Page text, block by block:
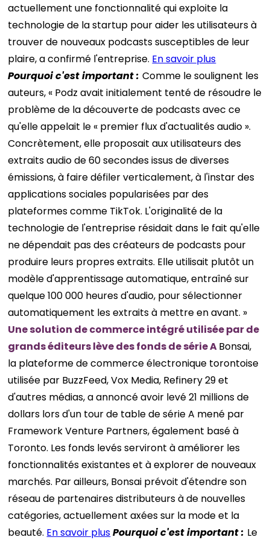
actuellement une fonctionnalité qui exploite la
technologie de la startup pour aider les utilisateurs à
trouver de nouveaux podcasts susceptibles de leur
plaire, a confirmé l'entreprise. En savoir plus
Pourquoi c'est important : Comme le soulignent les
auteurs, « Podz avait initialement tenté de résoudre le
problème de la découverte de podcasts avec ce
qu'elle appelait le « premier flux d'actualités audio ».
Concrètement, elle proposait aux utilisateurs des
extraits audio de 60 secondes issus de diverses
émissions, à faire défiler verticalement, à l'instar des
applications sociales popularisées par des
plateformes comme TikTok. L'originalité de la
technologie de l'entreprise résidait dans le fait qu'elle
ne dépendait pas des créateurs de podcasts pour
produire leurs propres extraits. Elle utilisait plutôt un
modèle d'apprentissage automatique, entraîné sur
quelque 100 000 heures d'audio, pour sélectionner
automatiquement les extraits à mettre en avant. »
Une solution de commerce intégré utilisée par de
grands éditeurs lève des fonds de série ABonsai,
la plateforme de commerce électronique torontoise
utilisée par BuzzFeed, Vox Media, Refinery 29 et
d'autres médias, a annoncé avoir levé 21 millions de
dollars lors d'un tour de table de série A mené par
Framework Venture Partners, également basé à
Toronto. Les fonds levés serviront à améliorer les
fonctionnalités existantes et à explorer de nouveaux
marchés. Par ailleurs, Bonsai prévoit d'étendre son
réseau de partenaires distributeurs à de nouvelles
catégories, actuellement axées sur la mode et la
beauté. En savoir plusPourquoi c'est important : Le